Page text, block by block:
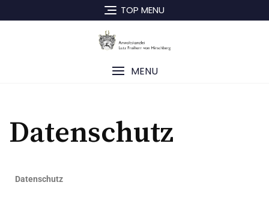
TOP MENU
MENU
Datenschutz
Datenschutz